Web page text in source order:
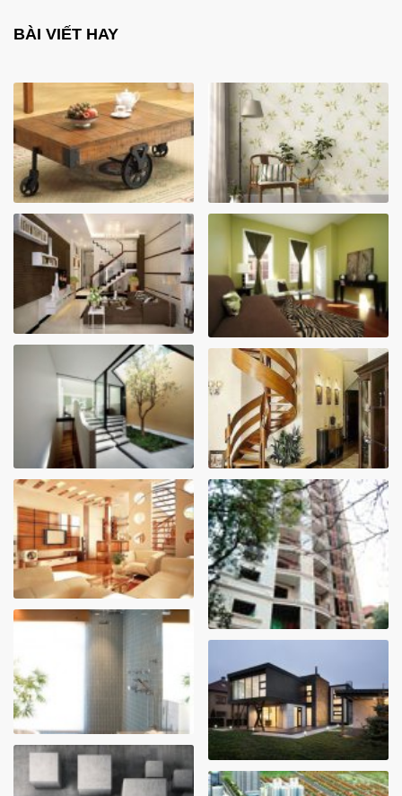
BÀI VIẾT HAY